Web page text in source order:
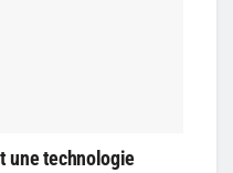
une technologie